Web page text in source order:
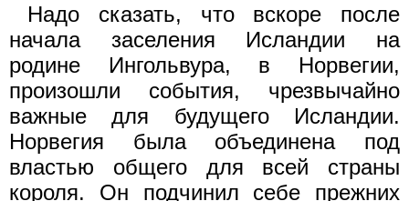
Надо сказать, что вскоре после
начала заселения Исландии на
родине Ингольвура, в Норвегии,
произошли события, чрезвычайно
важные для будущего Исландии.
Норвегия была объединена под
властью общего для всей страны
короля. Он подчинил себе прежних